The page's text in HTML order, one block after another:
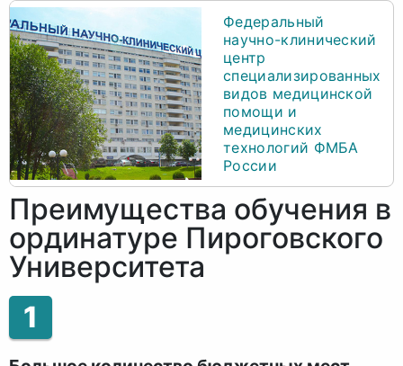
Федеральный
научно-клинический
центр
специализированных
видов медицинской
помощи и
медицинских
технологий ФМБА
России
Преимущества обучения в
ординатуре Пироговского
Университета
1